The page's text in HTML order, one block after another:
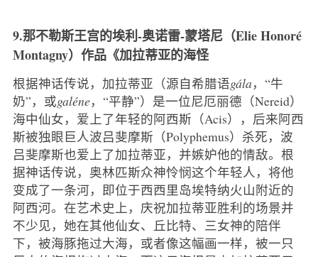
9.那不勒斯王宫的埃利-奥诺雷-蒙塔尼（Elie Honoré
Montagny）作品《加拉蒂亚的海怪
根据神话传说，加拉蒂亚（源自希腊语gála，“牛
奶”，或galéne，“平静”）是一位尼厄丽德（Nereid）
海中仙女，爱上了年轻的阿西斯（Acis），后来阿西
斯被独眼巨人波吕斐摩斯（Polyphemus）杀死，波
吕斐摩斯也爱上了加拉蒂亚，并嫉妒他的情敌。根
据神话传说，奥林匹斯众神怜悯这个年轻人，将他
变成了一条河，即位于西西里岛埃特纳火山附近的
阿西河。在艺术史上，庆祝加拉蒂亚胜利的场景并
不少见，她在其他仙女、丘比特、三女神的陪伴
下，被海豚拖过大海，或者像这幅画一样，被一只